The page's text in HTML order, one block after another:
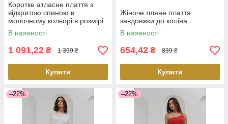
Коротке атласне плаття з
відкритою спиною в
молочному кольорі в розмірі
М
В наявності
1 091,22 ₴ 1 399 ₴
Купити
Жіноче лляне плаття
завдовжки до коліна
В наявності
654,42 ₴ 839 ₴
Купити
–22% –22%